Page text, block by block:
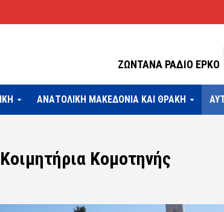
ΖΩΝΤΑΝΑ ΡΑΔΙΟ ΕΡΚΟ
ΑΝΑΤΟΛΙΚΗ ΜΑΚΕΔΟΝΙΑ ΚΑΙ ΘΡΑΚΗ
Κομοτηνής